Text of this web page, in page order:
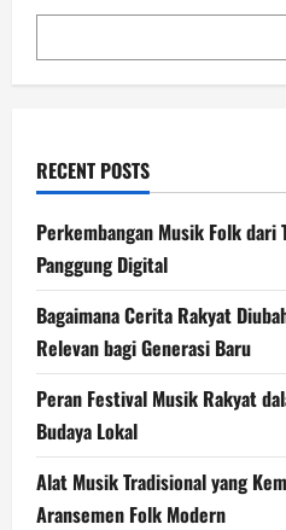
Budaya
Terpopuler
RECENT POSTS
Perkembangan Musik Folk dari
Panggung Digital
Bagaimana Cerita Rakyat
Relevan bagi Generasi Baru
Peran Festival Musik Rakyat
Budaya Lokal
Alat Musik Tradisional yang
Aransemen Folk Modern